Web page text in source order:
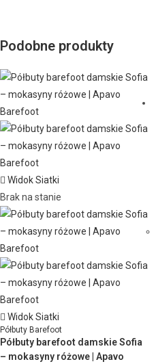
Podobne produkty
Widok Siatki
Brak na stanie
Widok Siatki
Półbuty Barefoot
Półbuty barefoot damskie Sofia
– mokasyny różowe | Apavo